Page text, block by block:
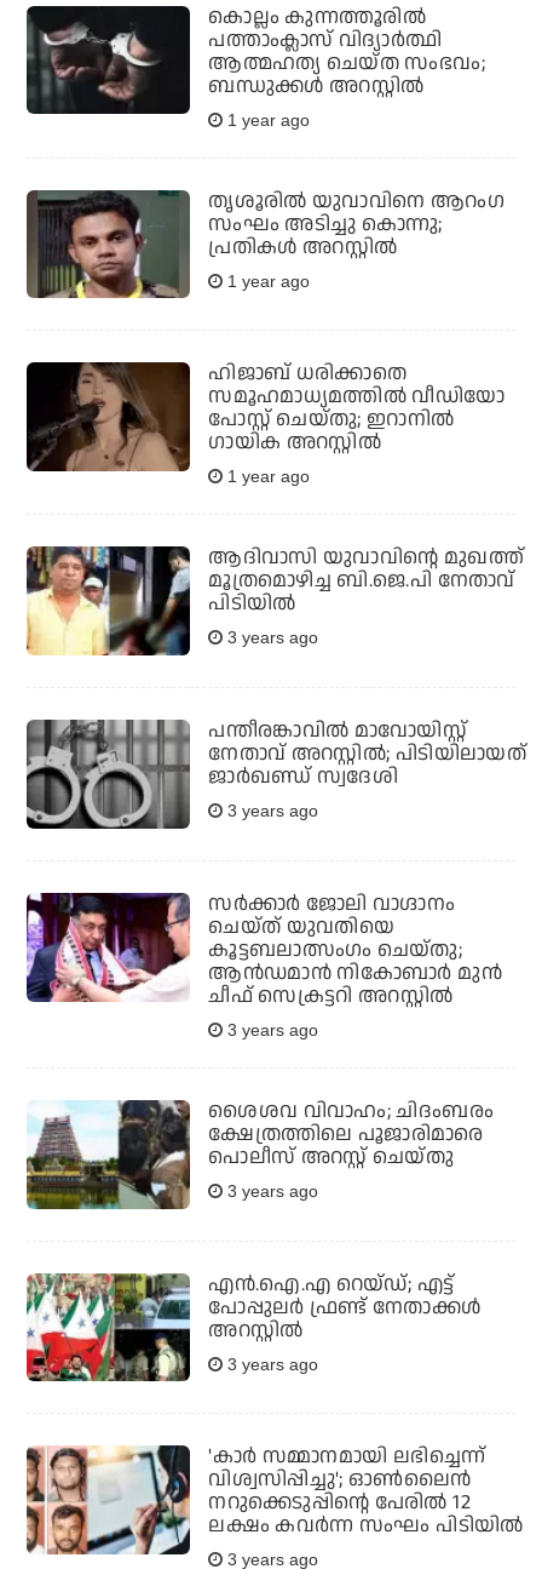
കൊല്ലം കുന്നത്തൂരില്‍
പത്താംക്ലാസ് വിദ്യാര്‍ത്ഥി
ആത്മഹത്യ ചെയ്ത സംഭവം;
ബന്ധുക്കള്‍ അറസ്റ്റില്‍
1 year ago
തൃശൂരില്‍ യുവാവിനെ ആറംഗ
സംഘം അടിച്ചു കൊന്നു;
പ്രതികള്‍ അറസ്റ്റില്‍
1 year ago
ഹിജാബ് ധരിക്കാതെ
സമൂഹമാധ്യമത്തില്‍ വീഡിയോ
പോസ്റ്റ് ചെയ്തു; ഇറാനില്‍
ഗായിക അറസ്റ്റില്‍
1 year ago
ആദിവാസി യുവാവിന്റെ മുഖത്ത്
മൂത്രമൊഴിച്ച ബി.ജെ.പി നേതാവ്
പിടിയില്‍
3 years ago
പന്തീരങ്കാവില്‍ മാവോയിസ്റ്റ്
നേതാവ് അറസ്റ്റില്‍; പിടിയിലായത്
ജാര്‍ഖണ്ഡ് സ്വദേശി
3 years ago
സര്‍ക്കാര്‍ ജോലി വാഗ്ദാനം
ചെയ്ത് യുവതിയെ
കൂട്ടബലാത്സംഗം ചെയ്തു;
ആന്‍ഡമാന്‍ നികോബാര്‍ മുന്‍
ചീഫ് സെക്രട്ടറി അറസ്റ്റില്‍
3 years ago
ശൈശവ വിവാഹം; ചിദംബരം
ക്ഷേത്രത്തിലെ പൂജാരിമാരെ
പൊലീസ് അറസ്റ്റ് ചെയ്തു
3 years ago
എന്‍.ഐ.എ റെയ്ഡ്; എട്ട്
പോപ്പുലര്‍ ഫ്രണ്ട് നേതാക്കള്‍
അറസ്റ്റില്‍
3 years ago
'കാര്‍ സമ്മാനമായി ലഭിച്ചെന്ന്
വിശ്വസിപ്പിച്ചു'; ഓണ്‍ലൈന്‍
നറുക്കെടുപ്പിന്റെ പേരില്‍ 12
ലക്ഷം കവര്‍ന്ന സംഘം പിടിയില്‍
3 years ago